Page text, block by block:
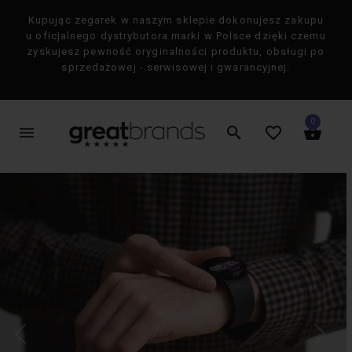
Kupując zegarek w naszym sklepie dokonujesz zakupu
u oficjalnego dystrybutora marki w Polsce dzięki czemu
zyskujesz pewność oryginalności produktu, obsługi po
sprzedażowej - serwisowej i gwarancyjnej.
menu shopping_basket
0
favorite_border
search
×
search
-50%